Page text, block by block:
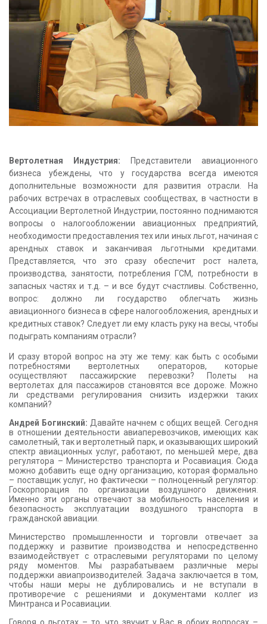
КОНТАКТЫ
Вертолетная Индустрия: Представители авиационного
бизнеса убеждены, что у государства всегда имеются
дополнительные возможности для развития отрасли. На
рабочих встречах в отраслевых сообществах, в частности в
Ассоциации Вертолетной Индустрии, постоянно поднимаются
вопросы о налогообложении авиационных предприятий,
необходимости предоставления тех или иных льгот, начиная с
арендных ставок и заканчивая льготными кредитами.
Представляется, что это сразу обеспечит рост налета,
производства, занятости, потребления ГСМ, потребности в
запасных частях и т.д. – и все будут счастливы. Собственно,
вопрос: должно ли государство облегчать жизнь
авиационного бизнеса в сфере налогообложения, арендных и
кредитных ставок? Следует ли ему класть руку на весы, чтобы
подыграть компаниям отрасли?
И сразу второй вопрос на эту же тему: как быть с особыми
потребностями вертолетных операторов, которые
осуществляют пассажирские перевозки? Полеты на
вертолетах для пассажиров становятся все дороже. Можно
ли средствами регулирования снизить издержки таких
компаний?
Андрей Богинский: Давайте начнем с общих вещей. Сегодня
в отношении деятельности авиаперевозчиков, имеющих как
самолетный, так и вертолетный парк, и оказывающих широкий
спектр авиационных услуг, работают, по меньшей мере, два
регулятора – Министерство транспорта и Росавиация. Сюда
можно добавить еще одну организацию, которая формально
– поставщик услуг, но фактически – полноценный регулятор:
Госкорпорация по организации воздушного движения.
Именно эти органы отвечают за мобильность населения и
безопасность эксплуатации воздушного транспорта в
гражданской авиации.
Министерство промышленности и торговли отвечает за
поддержку и развитие производства и непосредственно
взаимодействует с отраслевыми регуляторами по целому
ряду моментов. Мы разрабатываем различные меры
поддержки авиапроизводителей. Задача заключается в том,
чтобы наши меры не дублировались и не вступали в
противоречие с решениями и документами коллег из
Минтранса и Росавиации.